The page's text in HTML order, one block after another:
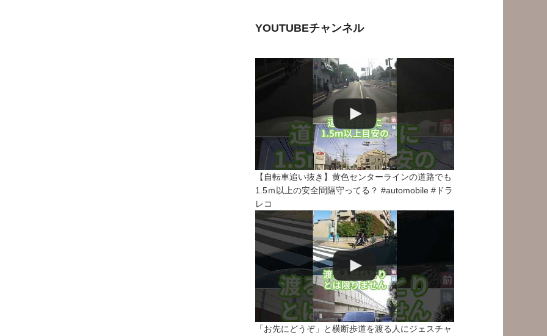
YOUTUBEチャンネル
【自転車追い抜き】黄色センターラインの道路でも
1.5ｍ以上の安全間隔守ってる？ #automobile #ドラ
レコ
「お先にどうぞ」と横断歩道を渡る人にジェスチャ